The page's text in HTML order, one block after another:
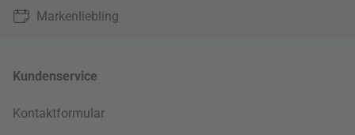
Markenliebling
Kundenservice
Kontaktformular